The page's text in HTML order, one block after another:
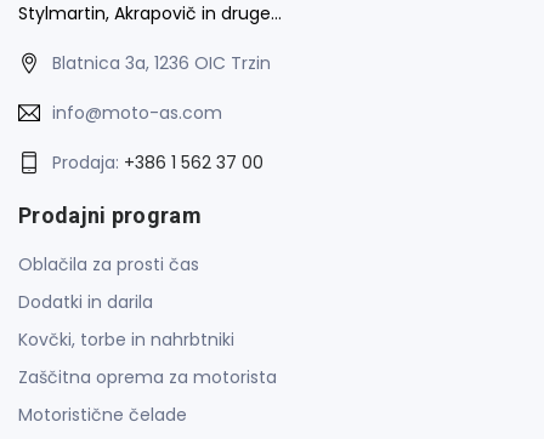
Stylmartin, Akrapovič in druge…
Blatnica 3a, 1236 OIC Trzin
info@moto-as.com
Prodaja: +386 1 562 37 00
Prodajni program
Oblačila za prosti čas
Dodatki in darila
Kovčki, torbe in nahrbtniki
Zaščitna oprema za motorista
Motoristične čelade